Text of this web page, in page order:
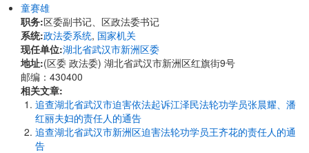
童赛雄
职务:区委副书记、区政法委书记
系统:政法委系统, 国家机关
现任单位:湖北省武汉市新洲区委
地址:​(区委 政法委) 湖北省武汉市新洲区红旗街9号
邮编：430400
相关文章:
追查湖北省武汉市迫害依法起诉江泽民法轮功学员张晨耀、潘
红丽夫妇的责任人的通告
追查湖北省武汉市新洲区迫害法轮功学员王齐花的责任人的通
告